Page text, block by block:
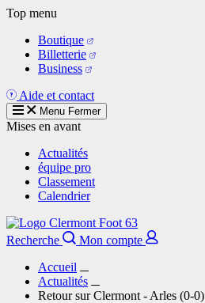
Aller
contenu
principal
Top menu
Boutique
Billetterie
Business
Aide et contact
Menu Fermer
Mises en avant
Actualités
équipe pro
Classement
Calendrier
Recherche
Mon compte
Accueil
Actualités
Retour sur Clermont - Arles (0-0)